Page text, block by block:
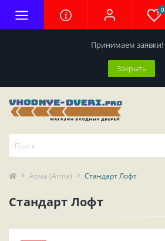
Принимаем заявки!
Закрыть
0
Арма (Arma) Стандарт Лофт
Стандарт Лофт